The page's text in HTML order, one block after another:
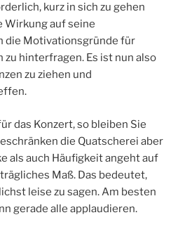
kurz in sich zu gehen
Wirkung auf seine
die Motivationsgründe für
hinterfragen. Es ist nun also
zu ziehen und
das Konzert, so bleiben Sie
die Quatscherei aber
als auch Häufigkeit angeht auf
Maß. Das bedeutet,
leise zu sagen. Am besten
gerade alle applaudieren.